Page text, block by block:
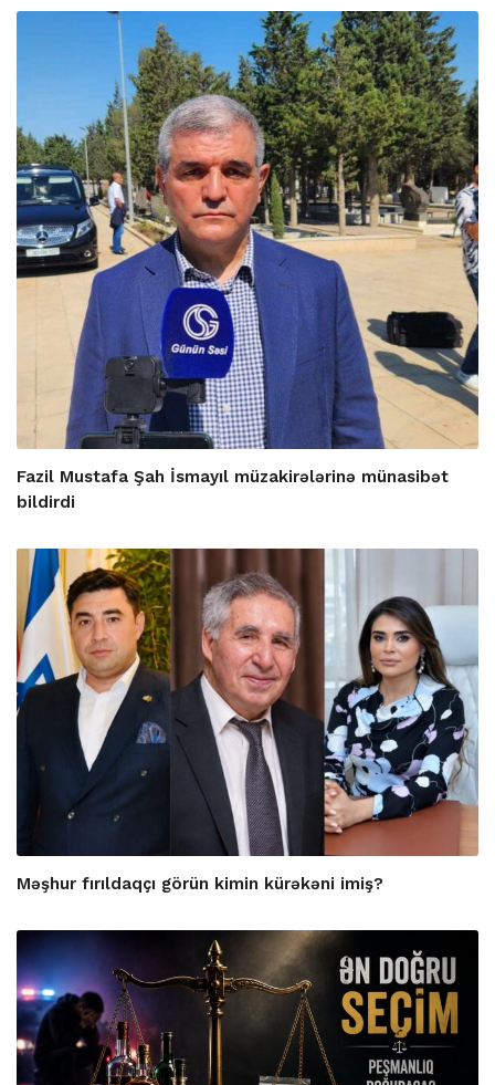
Fazil Mustafa Şah İsmayıl müzakirələrinə münasibət
bildirdi
Məşhur fırıldaqçı görün kimin kürəkəni imiş?